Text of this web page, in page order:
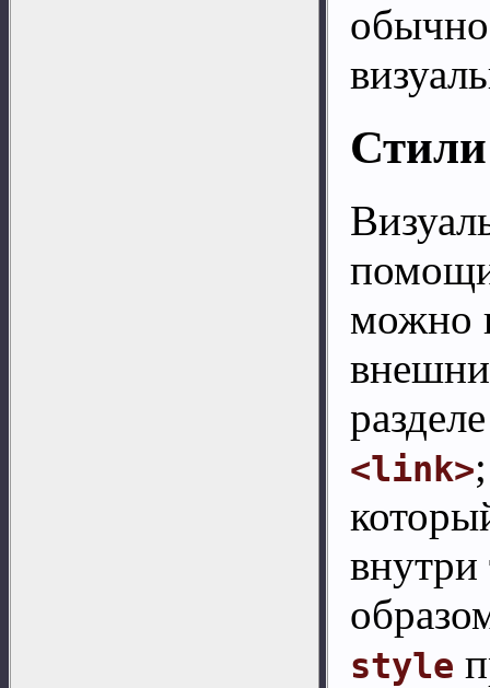
Стили
помощи
можно
<link>
внутри
style